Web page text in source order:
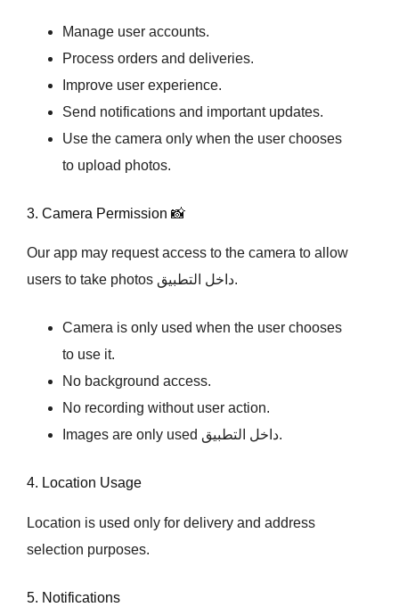
Manage user accounts.
Process orders and deliveries.
Improve user experience.
Send notifications and important updates.
Use the camera only when the user chooses
to upload photos.
3. Camera Permission 📸
Our app may request access to the camera to allow
users to take photos داخل التطبيق.
Camera is only used when the user chooses
to use it.
No background access.
No recording without user action.
Images are only used داخل التطبيق.
4. Location Usage
Location is used only for delivery and address
selection purposes.
5. Notifications